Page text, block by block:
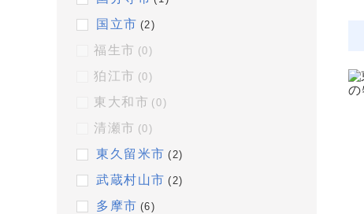
国立市 (2)
福生市 (0)
狛江市 (0)
東大和市 (0)
清瀬市 (0)
東久留米市 (2)
武蔵村山市 (2)
多摩市 (6)